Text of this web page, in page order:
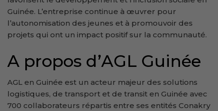
Guinée. L’entreprise continue à œuvrer pour
l’autonomisation des jeunes et à promouvoir des
projets qui ont un impact positif sur la communauté.
A propos d’AGL Guinée
AGL en Guinée est un acteur majeur des solutions
logistiques, de transport et de transit en Guinée avec
700 collaborateurs répartis entre ses entités Conakry